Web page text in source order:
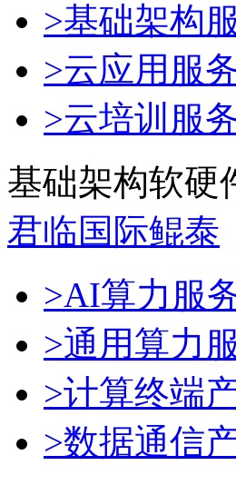
>基础架构
>云应用服
>云培训服
基础架构软硬
君临国际鲲泰
>AI算力服
>通用算力
>计算终端
>数据通信